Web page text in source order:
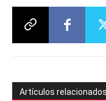
Artículos relacionados